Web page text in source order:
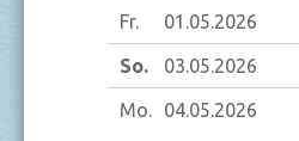
Fr. 01.05.2026
So. 03.05.2026
Mo. 04.05.2026